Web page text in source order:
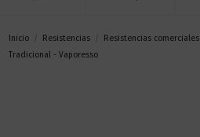
Inicio Resistencias Resistencias comerciales
Tradicional - Vaporesso